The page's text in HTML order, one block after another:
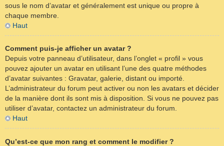
sous le nom d’avatar et généralement est unique ou propre à
chaque membre.
Haut
Comment puis-je afficher un avatar ?
Depuis votre panneau d’utilisateur, dans l’onglet « profil » vous
pouvez ajouter un avatar en utilisant l’une des quatre méthodes
d’avatar suivantes : Gravatar, galerie, distant ou importé.
L’administrateur du forum peut activer ou non les avatars et décider
de la manière dont ils sont mis à disposition. Si vous ne pouvez pas
utiliser d’avatar, contactez un administrateur du forum.
Haut
Qu’est-ce que mon rang et comment le modifier ?